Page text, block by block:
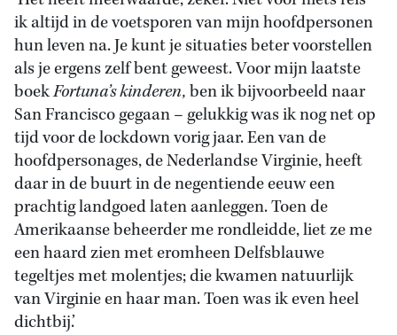
ik altijd in de voetsporen van mijn hoofdpersonen
hun leven na. Je kunt je situaties beter voorstellen
als je ergens zelf bent geweest. Voor mijn laatste
boekFortuna’s kinderen,ben ik bijvoorbeeld naar
San Francisco gegaan – gelukkig was ik nog net op
tijd voor de lockdown vorig jaar. Een van de
hoofdpersonages, de Nederlandse Virginie, heeft
daar in de buurt in de negentiende eeuw een
prachtig landgoed laten aanleggen. Toen de
Amerikaanse beheerder me rondleidde, liet ze me
een haard zien met eromheen Delfsblauwe
tegeltjes met molentjes; die kwamen natuurlijk
van Virginie en haar man. Toen was ik even heel
dichtbij.’